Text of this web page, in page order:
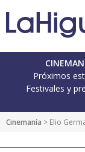
Próximos
Festivales y
Cinemanía > Elio